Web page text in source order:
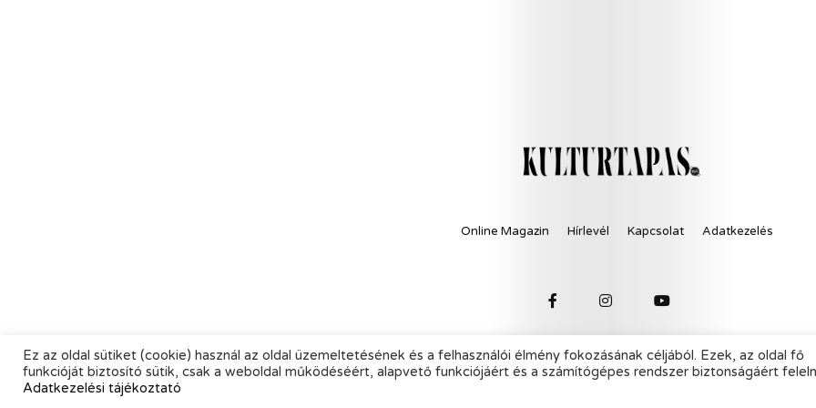
Online Magazin Hírlevél Kapcsolat Adatkezelés
© 2021 KultúrTapas - All Rights Reserved.
Ez az oldal sütiket (cookie) használ az oldal üzemeltetésének és a felhasználói élmény fokozásának céljából. Ezek, az oldal fő
funkcióját biztosító sütik, csak a weboldal működéséért, alapvető funkciójáért és a számítógépes rendszer biztonságáért
Adatkezelési tájékoztató